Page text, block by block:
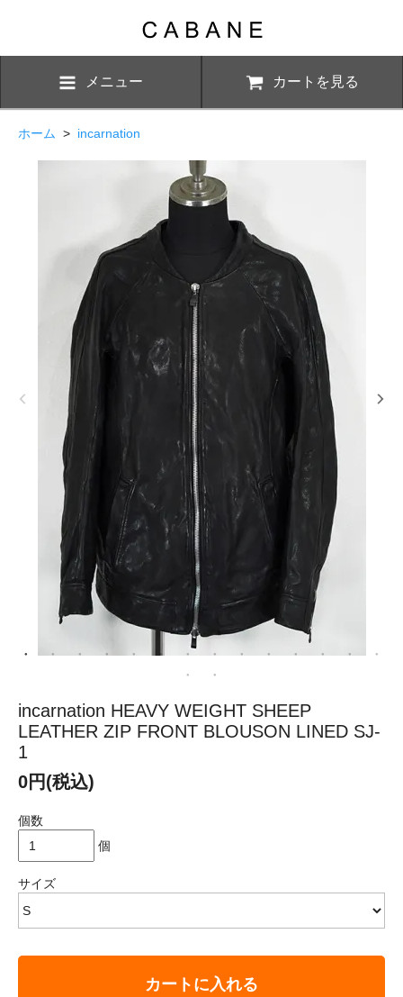
メニュー カートを見る
ホーム > incarnation
incarnation HEAVY WEIGHT SHEEP
LEATHER ZIP FRONT BLOUSON LINED SJ-
1
0円(税込)
個数
個
サイズ
カートに入れる